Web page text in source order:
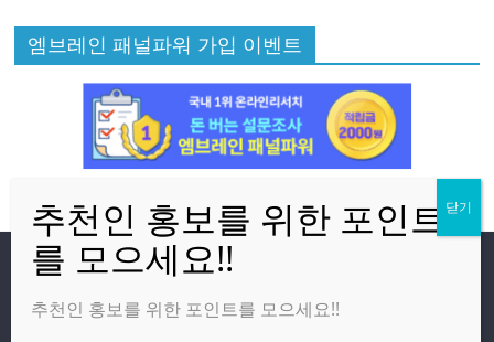
엠브레인 패널파워 가입 이벤트
방문자
추천인 홍보를 위한 포인트를 모으세요!!